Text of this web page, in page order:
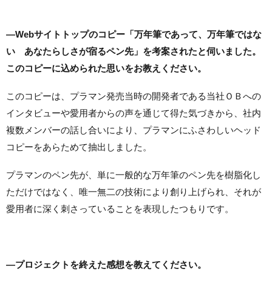
―Webサイトトップのコピー「万年筆であって、万年筆ではな
い あなたらしさが宿るペン先」を考案されたと伺いました。
このコピーに込められた思いをお教えください。
このコピーは、プラマン発売当時の開発者である当社ＯＢへの
インタビューや愛用者からの声を通じて得た気づきから、社内
複数メンバーの話し合いにより、プラマンにふさわしいヘッド
コピーをあらためて抽出しました。
プラマンのペン先が、単に一般的な万年筆のペン先を樹脂化し
ただけではなく、唯一無二の技術により創り上げられ、それが
愛用者に深く刺さっていることを表現したつもりです。
―プロジェクトを終えた感想を教えてください。